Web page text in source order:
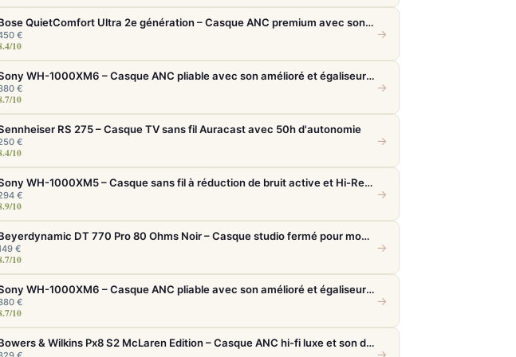
Bose QuietComfort Ultra 2e génération – Casque ANC premium avec son immersif spatial et 30h d'autonomie
€
10
→
Sony WH-1000XM6 – Casque ANC pliable avec son amélioré et égaliseur réglable
€
10
→
RS 275 – Casque TV sans fil Auracast avec 50h d'autonomie
€
10
→
Sony WH-1000XM5 – Casque sans fil à réduction de bruit active et Hi-Res LDAC
€
10
→
Beyerdynamic DT 770 Pro 80 Ohms Noir – Casque studio fermé pour monitoring précis
€
10
→
Sony WH-1000XM6 – Casque ANC pliable avec son amélioré et égaliseur réglable
€
10
→
Bowers & Wilkins Px8 S2 McLaren Edition – Casque ANC hi-fi luxe et son de référence
→